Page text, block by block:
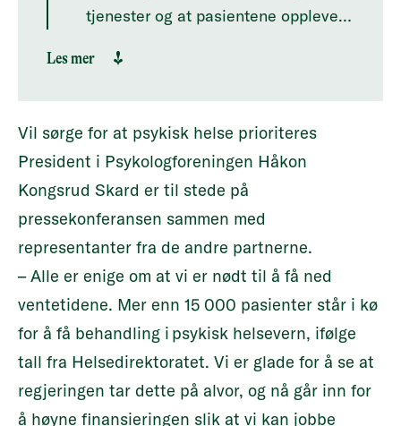
tjenester og at pasientene opplever
aktører, både ideelle og
kommersielle, kan også bidra til å
redusere ventetidene. Bruk av
private aktører skal skje etter avtale
med de regionale helseforetakene.
Les mer
Vil sørge for at psykisk helse prioriteres
President i Psykologforeningen Håkon
Kongsrud Skard er til stede på
pressekonferansen sammen med
representanter fra de andre partnerne.
– Alle er enige om at vi er nødt til å få ned
ventetidene. Mer enn 15 000 pasienter står i kø
for å få behandling i psykisk helsevern, ifølge
tall fra Helsedirektoratet. Vi er glade for å se at
regjeringen tar dette på alvor, og nå går inn for
å høyne finansieringen slik at vi kan jobbe